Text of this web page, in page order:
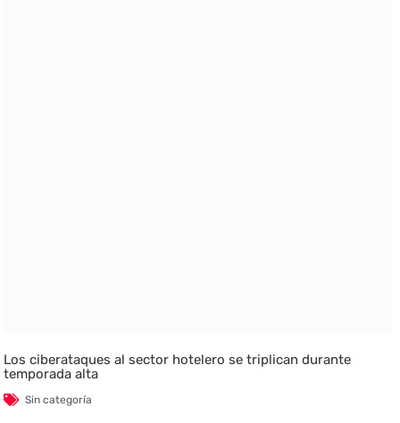
Los ciberataques al sector hotelero se triplican durante
temporada alta
Sin categoría